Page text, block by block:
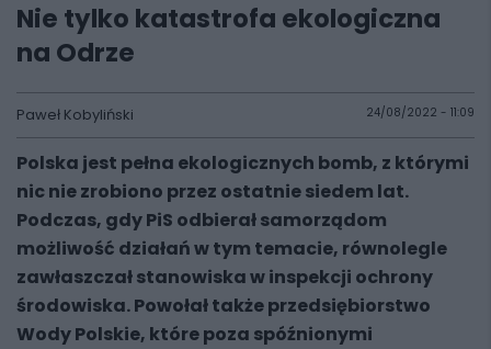
Nie tylko katastrofa ekologiczna
na Odrze
Paweł Kobyliński 24/08/2022 - 11:09
Polska jest pełna ekologicznych bomb, z którymi
nic nie zrobiono przez ostatnie siedem lat.
Podczas, gdy PiS odbierał samorządom
możliwość działań w tym temacie, równolegle
zawłaszczał stanowiska w inspekcji ochrony
środowiska. Powołał także przedsiębiorstwo
Wody Polskie, które poza spóźnionymi